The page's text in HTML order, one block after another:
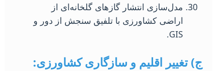
مدل‌سازی انتشار گازهای گلخانه‌ای از
اراضی کشاورزی با تلفیق سنجش از دور و
GIS.
ج) تغییر اقلیم و سازگاری کشاورزی: